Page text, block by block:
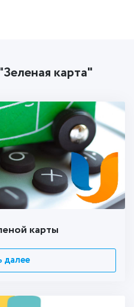
карта"
карты
далее